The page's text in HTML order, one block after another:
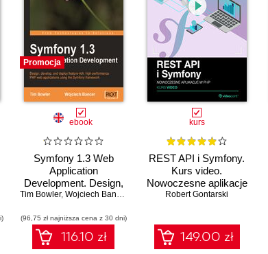
Promocja
ebook
Symfony 1.3 Web
Application
Development. Design,
develop, and deploy
performance PHP web
applications using the
Symfony framework
Tim Bowler, Wojciech Bancer
(96,75 zł najniższa cena z 30 dni)
116.10 zł
kurs
REST API i Symfony.
Kurs video.
Nowoczesne aplikacje
w PHP
Robert Gontarski
149.00 zł